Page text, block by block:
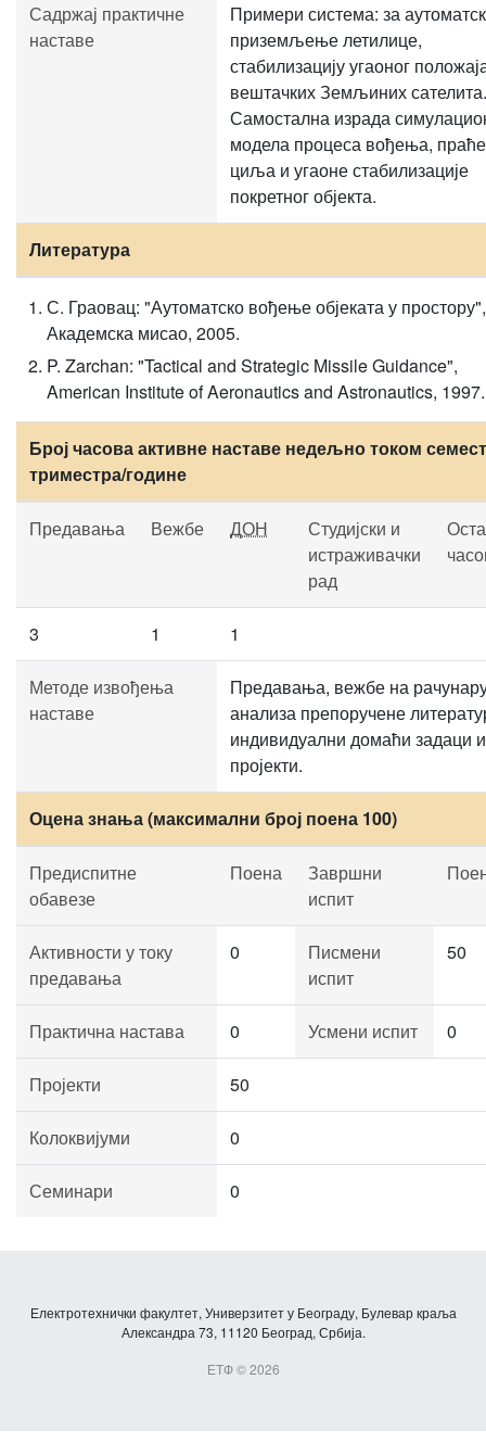
Садржај практичне
наставе
Примери система: за
приземљење летилице,
стабилизацију угаоног
вештачких Земљиних сателита.
Самостална израда
модела процеса вођења,
циља и угаоне стабилизације
покретног објекта.
Литература
С. Граовац: "Аутоматско вођење објеката у простору",
Академска мисао, 2005.
P. Zarchan: "Tactical and Strategic Missile Guidance",
American Institute of Aeronautics and Astronautics, 1997.
Број часова активне наставе недељно током
триместра/године
Предавања Вежбе ДОН
Студијски и
истраживачки
рад
3 1 1
Методе извођења
наставе
Предавања, вежбе на
анализа препоручене
индивидуални домаћи задаци и
пројекти.
Оцена знања (максимални број поена 100)
Предиспитне
обавезе
Поена
Завршни
испит
Активности у току
предавања
0
Писмени
испит
50
Практична настава 0 Усмени испит 0
Пројекти 50
Колоквијуми 0
Семинари 0
Електротехнички факултет, Универзитет у Београду, Булевар краља
Александра 73, 11120 Београд, Србија.
ЕТФ © 2026